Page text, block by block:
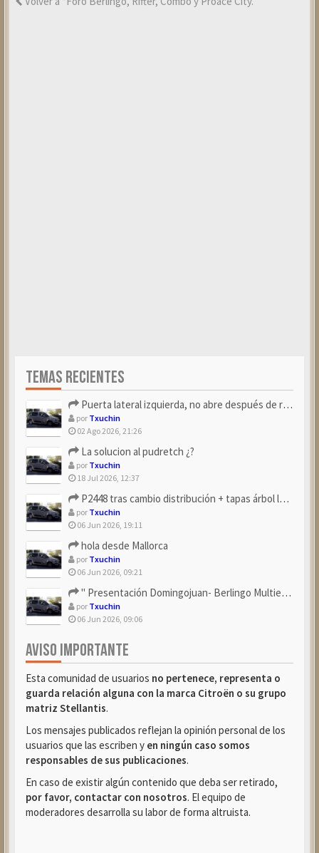
TEMAS RECIENTES
Puerta lateral izquierda, no abre después de repostar.
por Txuchin
02 Ago 2026, 21:26
La solucion al pudretch ¿?
por Txuchin
18 Jul 2026, 12:37
P2448 tras cambio distribución + tapas árbol levas
por Txuchin
06 Jun 2026, 19:11
hola desde Mallorca
por Txuchin
06 Jun 2026, 09:21
" Presentación Domingojuan- Berlingo Multiespace Blue ...
por Txuchin
06 Jun 2026, 09:06
AVISO IMPORTANTE
Esta comunidad de usuarios no pertenece, representa o
guarda relación alguna con la marca Citroën o su grupo
matriz Stellantis.
Los mensajes publicados reflejan la opinión personal de los
usuarios que las escriben y en ningún caso somos
responsables de sus publicaciones.
En caso de existir algún contenido que deba ser retirado,
por favor, contactar con nosotros. El equipo de
moderadores desarrolla su labor de forma altruista.